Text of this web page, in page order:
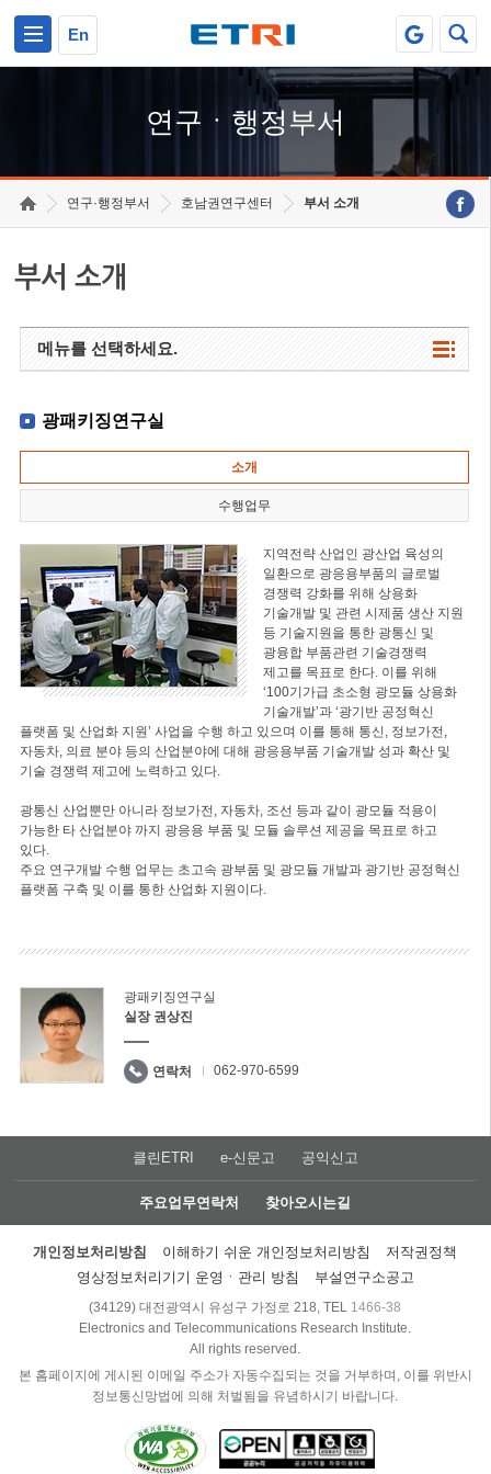
En
연구ㆍ행정부서
연구·행정부서 호남권연구센터 부서 소개
부서 소개
메뉴를 선택하세요.
광패키징연구실
소개
수행업무
지역전략 산업인 광산업 육성의
일환으로 광응용부품의 글로벌
경쟁력 강화를 위해 상용화
기술개발 및 관련 시제품 생산 지원
등 기술지원을 통한 광통신 및
광융합 부품관련 기술경쟁력
제고를 목표로 한다. 이를 위해
‘100기가급 초소형 광모듈 상용화
기술개발’과 ‘광기반 공정혁신
플랫폼 및 산업화 지원’ 사업을 수행 하고 있으며 이를 통해 통신, 정보가전,
자동차, 의료 분야 등의 산업분야에 대해 광응용부품 기술개발 성과 확산 및
기술 경쟁력 제고에 노력하고 있다.
광통신 산업뿐만 아니라 정보가전, 자동차, 조선 등과 같이 광모듈 적용이
가능한 타 산업분야 까지 광응용 부품 및 모듈 솔루션 제공을 목표로 하고
있다.
주요 연구개발 수행 업무는 초고속 광부품 및 광모듈 개발과 광기반 공정혁신
플랫폼 구축 및 이를 통한 산업화 지원이다.
광패키징연구실
실장 권상진
연락처 062-970-6599
클린ETRI e-신문고 공익신고
주요업무연락처 찾아오시는길
개인정보처리방침 이해하기 쉬운 개인정보처리방침
저작권정책
영상정보처리기기 운영ㆍ관리 방침
부설연구소공고
(34129) 대전광역시 유성구 가정로 218, TEL 1466-38
Electronics and Telecommunications Research Institute.
All rights reserved.
본 홈페이지에 게시된 이메일 주소가 자동수집되는 것을 거부하며, 이를 위반시
정보통신망법에 의해 처벌됨을 유념하시기 바랍니다.